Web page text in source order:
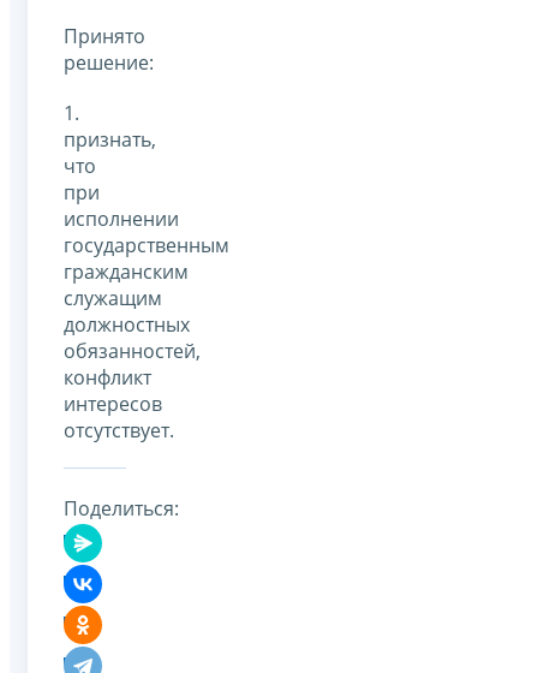
Принято
решение:
1.
признать,
что
при
исполнении
государственным
гражданским
служащим
должностных
обязанностей,
конфликт
интересов
отсутствует.
Поделиться: